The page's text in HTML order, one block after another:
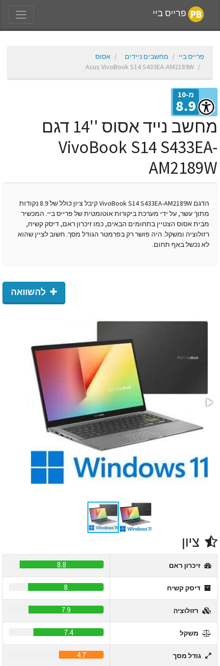
פרייס ביי
פרייס ביי מחשבים ניידים
אסוס
Asus VivoBook S14 S433EA-AM2189W
ציון
מ-10
8.9
מחשב נייד אסוס ''14 דגם
VivoBook S14
הדגם VivoBook S14 S433EA-AM2189W קיבל ציון כולל של 8.9 נקודות
מתוך עשר, על ידי מערכת ביקורות אוטומטית של פרייס ביי. המכשיר
מבית אסוס הצטיין בתחומים הבאים, כמו זיכרון ראם, דיסק קשיח,
רזולוציה ומשקל. היה פושר רק בפרמטר הגודל מסך. חשוב לציין שהוא
לא נכשל באף תחום.
להשוואה
ציון
זיכרון ראם 8.8
דיסק קשיח
רזולוציה 7.9
משקל 7.4
גודל מסך 4.7